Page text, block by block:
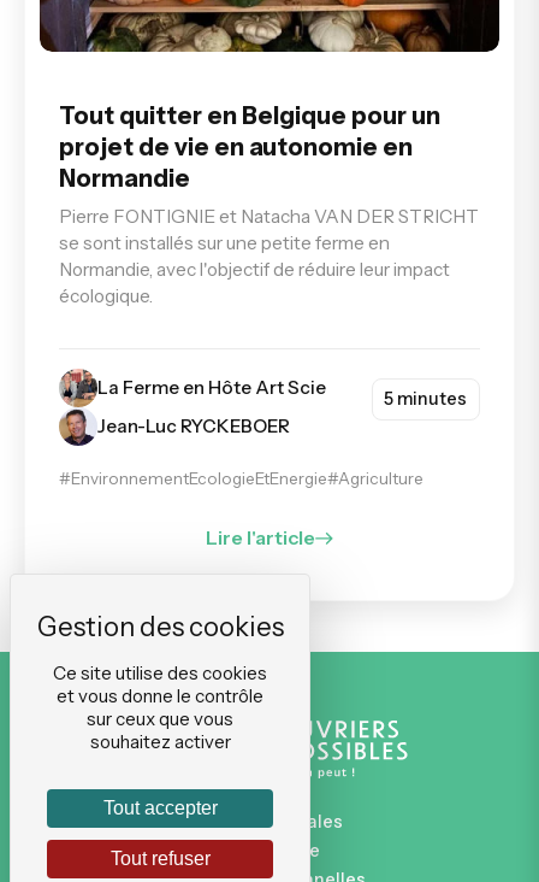
Tout quitter en Belgique pour un
projet de vie en autonomie en
Normandie
Pierre FONTIGNIE et Natacha VAN DER STRICHT
se sont installés sur une petite ferme en
Normandie, avec l'objectif de réduire leur impact
écologique.
La Ferme en Hôte Art Scie
Jean-Luc RYCKEBOER
5 minutes
#EnvironnementEcologieEtEnergie#Agriculture
Lire l'article
Mentions légales
Plan du site
Ce site utilise des cookies
et vous donne le contrôle
sur ceux que vous
souhaitez activer
Tout accepter
Tout refuser